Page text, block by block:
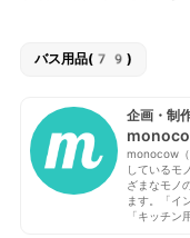
バス用品(79)
企画・制
monocow（
しているモ
ざまなモノ
ます。「イ
「キッチン